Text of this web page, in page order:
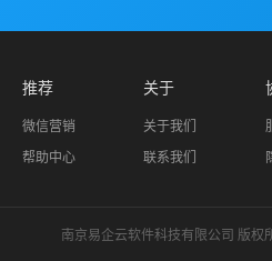
推荐
微信营销
帮助中心
关于
关于我们
联系我们
南京易企云软件科技有限公司 版权